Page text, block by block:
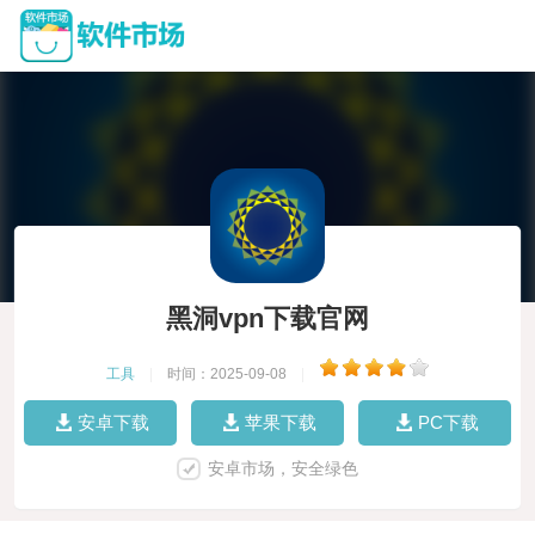
黑洞vpn下载官网
工具 时间：2025-09-08
安卓下载 苹果下载 PC下载
安卓市场，安全绿色